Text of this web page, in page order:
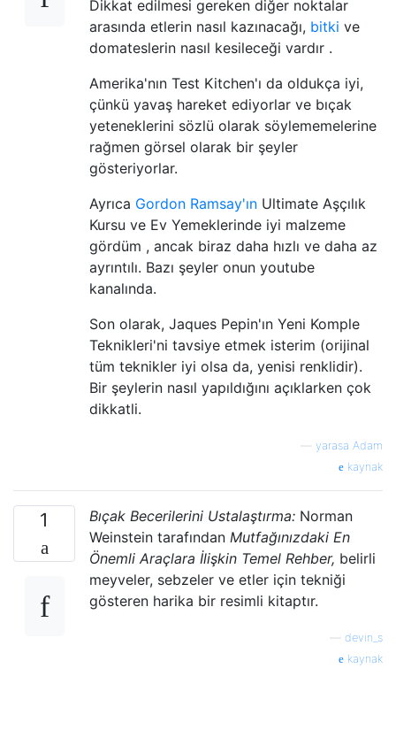
Dikkat edilmesi gereken diğer noktalar
arasında etlerin nasıl kazınacağı, bitki ve
domateslerin nasıl kesileceği vardır .
Amerika'nın Test Kitchen'ı da oldukça iyi,
çünkü yavaş hareket ediyorlar ve bıçak
yeteneklerini sözlü olarak söylememelerine
rağmen görsel olarak bir şeyler
gösteriyorlar.
Ayrıca Gordon Ramsay'ın Ultimate Aşçılık
Kursu ve Ev Yemeklerinde iyi malzeme
gördüm , ancak biraz daha hızlı ve daha az
ayrıntılı. Bazı şeyler onun youtube
kanalında.
Son olarak, Jaques Pepin'ın Yeni Komple
Teknikleri'ni tavsiye etmek isterim (orijinal
tüm teknikler iyi olsa da, yenisi renklidir).
Bir şeylerin nasıl yapıldığını açıklarken çok
dikkatli.
yarasa Adam
kaynak
1 Bıçak Becerilerini Ustalaştırma: Norman
Weinstein tarafından Mutfağınızdaki En
Önemli Araçlara İlişkin Temel Rehber, belirli
meyveler, sebzeler ve etler için tekniği
gösteren harika bir resimli kitaptır.
devin_s
kaynak